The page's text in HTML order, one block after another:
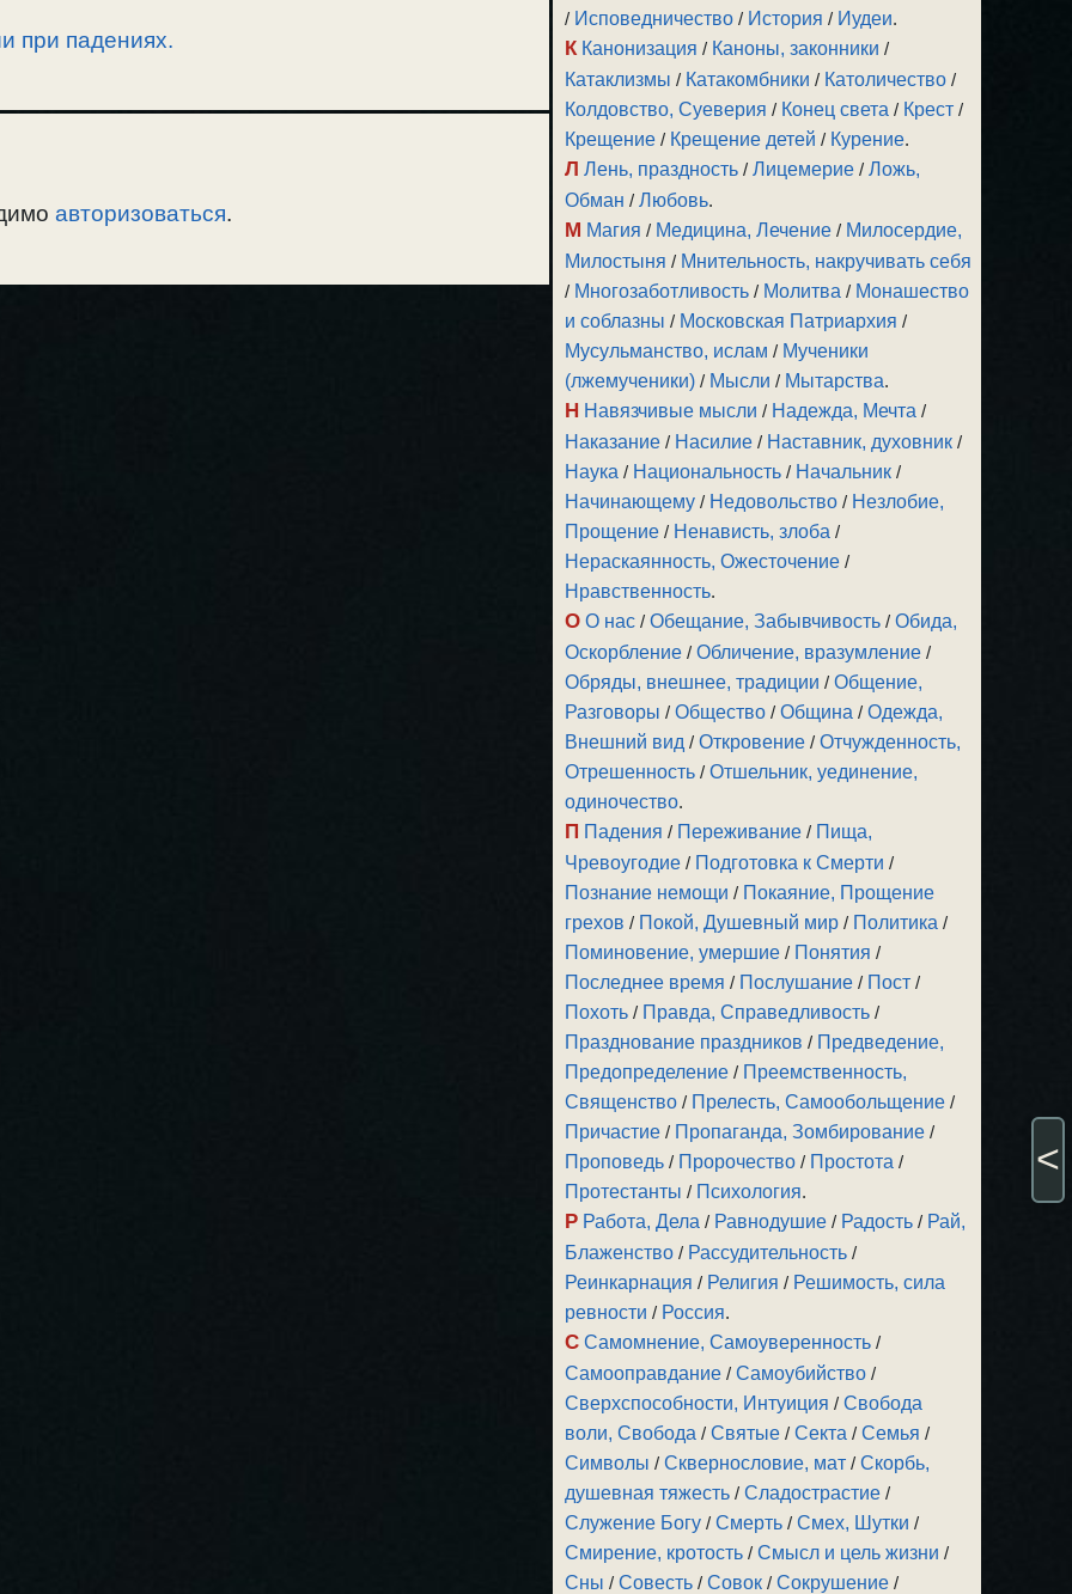
при падениях.
авторизоваться.
/ Исповедничество / История / Иудеи.
К Канонизация / Каноны, законники /
Катаклизмы / Катакомбники / Католичество /
Колдовство, Суеверия / Конец света / Крест /
Крещение / Крещение детей / Курение.
Л Лень, праздность /Лицемерие /Ложь,
Обман /Любовь.
М Магия / Медицина, Лечение / Милосердие,
Милостыня / Мнительность, накручивать себя
/ Многозаботливость / Молитва / Монашество
и соблазны / Московская Патриархия /
Мусульманство, ислам / Мученики
(лжемученики) / Мысли / Мытарства.
Н Навязчивые мысли / Надежда, Мечта /
Наказание / Насилие / Наставник, духовник /
Наука / Национальность / Начальник /
Начинающему / Недовольство / Незлобие,
Прощение / Ненависть, злоба /
Нераскаянность, Ожесточение /
Нравственность.
О О нас /Обещание, Забывчивость /Обида,
Оскорбление /Обличение, вразумление /
Обряды, внешнее, традиции /Общение,
Разговоры /Общество /Община /Одежда,
Внешний вид /Откровение /Отчужденность,
Отрешенность /Отшельник, уединение,
одиночество.
П Падения / Переживание / Пища,
Чревоугодие / Подготовка к Смерти /
Познание немощи / Покаяние, Прощение
грехов / Покой, Душевный мир / Политика /
Поминовение, умершие / Понятия /
Последнее время / Послушание / Пост /
Похоть / Правда, Справедливость /
Празднование праздников / Предведение,
Предопределение / Преемственность,
Священство / Прелесть, Самообольщение /
Причастие / Пропаганда, Зомбирование /
Проповедь / Пророчество / Простота /
Протестанты / Психология.
Р Работа, Дела / Равнодушие / Радость / Рай,
Блаженство / Рассудительность /
Реинкарнация / Религия / Решимость, сила
ревности / Россия.
С Самомнение, Самоуверенность /
Самооправдание /Самоубийство /
Сверхспособности, Интуиция /Свобода
воли, Свобода /Святые /Секта /Семья /
Символы /Сквернословие, мат /Скорбь,
душевная тяжесть /Сладострастие /
Служение Богу /Смерть /Смех, Шутки /
Смирение, кротость /Смысл и цель жизни /
Сны /Совесть /Совок /Сокрушение /
<